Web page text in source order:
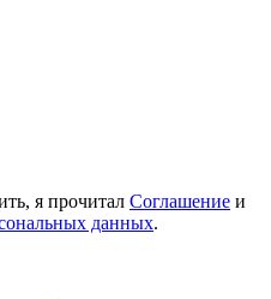
я прочитал Соглашение и
данных.